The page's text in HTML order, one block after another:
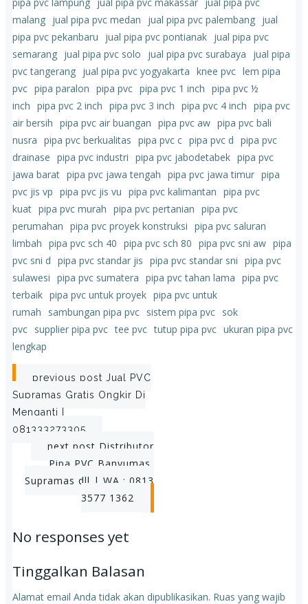
malang jual pipa pvc medan jual pipa pvc palembang jual
pipa pvc pekanbaru
jual pipa pvc pontianak jual pipa pvc
semarang jual pipa pvc solo jual pipa pvc surabaya
jual pipa
pvc tangerang jual pipa pvc yogyakarta knee pvc lem pipa
pvc pipa paralon pipa pvc pipa pvc 1 inch pipa pvc ½
inch pipa pvc 2 inch pipa pvc 3 inch pipa pvc 4 inch pipa pvc
air bersih pipa pvc air buangan pipa pvc aw pipa pvc bali
nusra pipa pvc berkualitas pipa pvc c pipa pvc d pipa pvc
drainase pipa pvc industri pipa pvc jabodetabek pipa pvc
jawa barat pipa pvc jawa tengah pipa pvc jawa timur pipa
pvc jis vp pipa pvc jis vu pipa pvc kalimantan pipa pvc
kuat pipa pvc murah pipa pvc pertanian pipa pvc
perumahan pipa pvc proyek konstruksi pipa pvc saluran
limbah pipa pvc sch 40 pipa pvc sch 80 pipa pvc sni aw pipa
pvc sni d pipa pvc standar jis pipa pvc standar sni pipa pvc
sulawesi pipa pvc sumatera pipa pvc tahan lama pipa pvc
terbaik pipa pvc untuk proyek pipa pvc untuk
rumah
sambungan pipa pvc sistem pipa pvc sok
pvc supplier pipa pvc tee pvc tutup pipa pvc ukuran pipa pvc
lengkap
Post
navigation
previous post Jual PVC
Supramas Gratis Ongkir Di
Menganti |
081333273305
Post
navigation
next post Distributor
Pipa PVC Banyumas,
Supramas dll | WA : 0813
3577 1362
No responses yet
Tinggalkan Balasan
Alamat email Anda tidak akan dipublikasikan. Ruas yang wajib